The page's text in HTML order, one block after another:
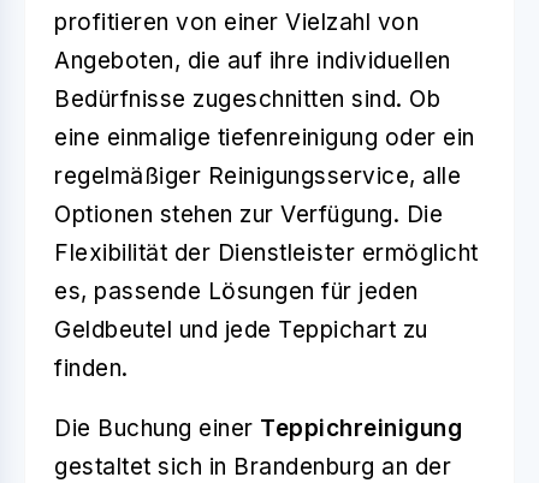
profitieren von einer Vielzahl von
Angeboten, die auf ihre individuellen
Bedürfnisse zugeschnitten sind. Ob
eine einmalige tiefenreinigung oder ein
regelmäßiger Reinigungsservice, alle
Optionen stehen zur Verfügung. Die
Flexibilität der Dienstleister ermöglicht
es, passende Lösungen für jeden
Geldbeutel und jede Teppichart zu
finden.
Die Buchung einer Teppichreinigung
gestaltet sich in Brandenburg an der